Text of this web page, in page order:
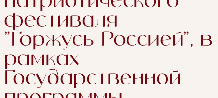
фестиваля
"Горжусь Россией", в
рамках
Государственной